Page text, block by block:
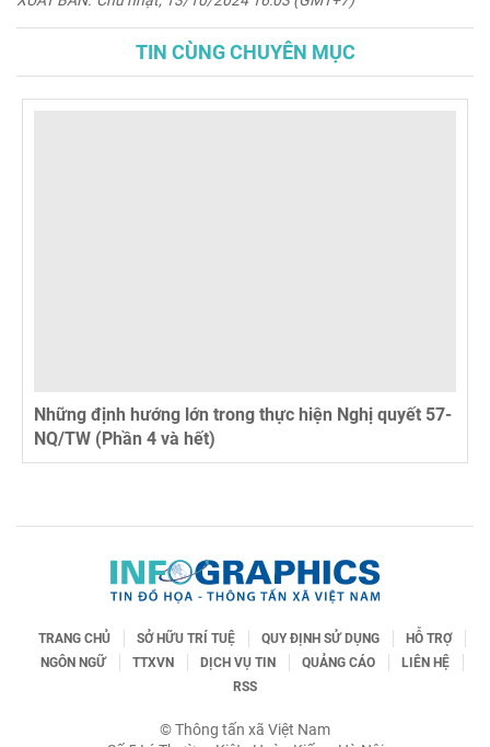
TIN CÙNG CHUYÊN MỤC
Những định hướng lớn trong thực hiện Nghị quyết 57-
NQ/TW (Phần 4 và hết)
TRANG CHỦ SỞ HỮU TRÍ TUỆ QUY ĐỊNH SỬ DỤNG
HỖ TRỢ
NGÔN NGỮ
TTXVN DỊCH VỤ TIN QUẢNG CÁO
LIÊN HỆ
RSS
© Thông tấn xã Việt Nam